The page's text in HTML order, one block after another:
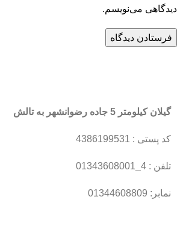
دیدگاهی می‌نویسم.
گیلان کیلومتر 5 جاده رضوانشهر به تالش
کد پستی : 4386199531
تلفن : 4_01343608001
نمابر: 01344608809